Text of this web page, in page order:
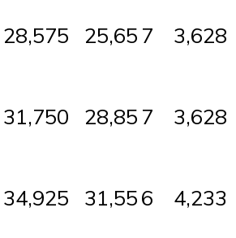
28,575 25,65 7 3,628
31,750 28,85 7 3,628
34,925 31,556 4,233